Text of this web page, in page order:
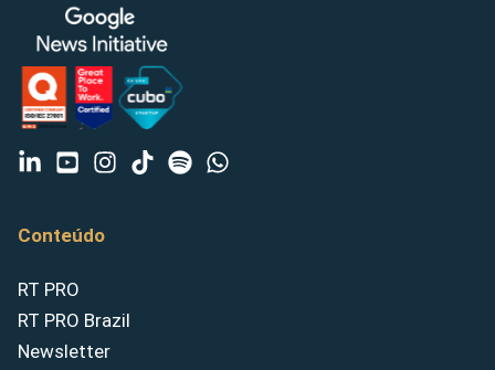
Conteúdo
RT PRO
RT PRO Brazil
Newsletter